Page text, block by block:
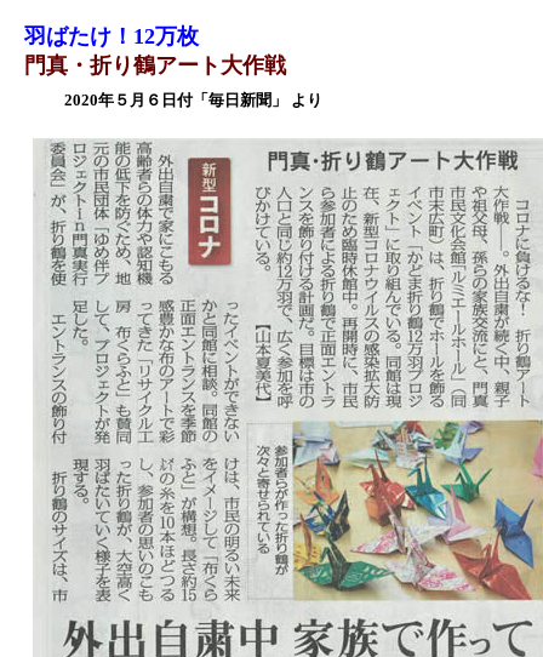
羽ばたけ！12万枚
門真・折り鶴アート大作戦
2020年５月６日付「毎日新聞」 より